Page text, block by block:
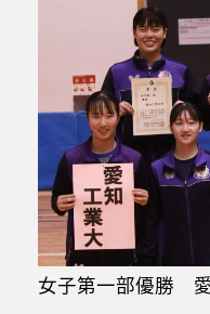
女子第一部優勝